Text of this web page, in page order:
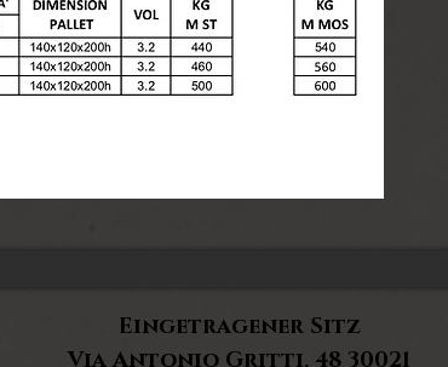
Eingetragener Sitz
Via Antonio Gritti, 48 30021